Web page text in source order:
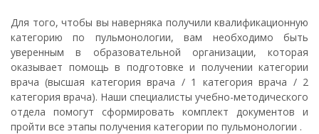
Для того, чтобы вы наверняка получили квалификационную
категорию по пульмонологии, вам необходимо быть
уверенным в образовательной организации, которая
оказывает помощь в подготовке и получении категории
врача (высшая категория врача / 1 категория врача / 2
категория врача). Наши специалисты учебно-методического
отдела помогут сформировать комплект документов и
пройти все этапы получения категории по пульмонологии .